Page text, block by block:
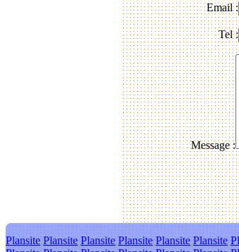
Email :
Tel :
Message :
Plansite Plansite Plansite Plansite Plansite Plansite